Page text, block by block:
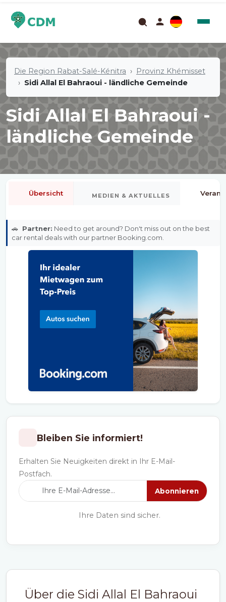
Die Region Rabat-Salé-Kénitra
Provinz Khémisset
Sidi Allal El Bahraoui - ländliche Gemeinde
Sidi Allal El Bahraoui -
ländliche Gemeinde
Über die Sidi Allal El Bahraoui
Übersicht MEDIEN & AKTUELLES
🚗 Partner: Need to get around? Don't miss out on the best
car rental deals with our partner Booking.com.
Bleiben Sie informiert!
Erhalten Sie Neuigkeiten direkt in Ihr E-Mail-
Postfach.
Abonnieren
Ihre Daten sind sicher.